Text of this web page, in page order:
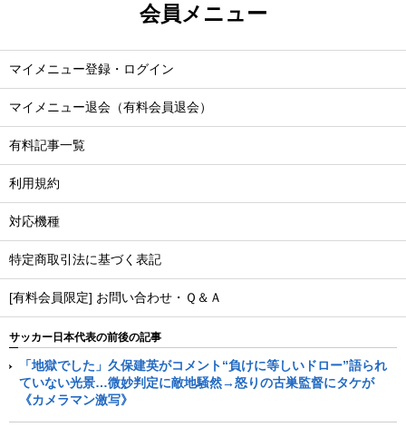
会員メニュー
マイメニュー登録・ログイン
マイメニュー退会（有料会員退会）
有料記事一覧
利用規約
対応機種
特定商取引法に基づく表記
[有料会員限定] お問い合わせ・Ｑ＆Ａ
サッカー日本代表の前後の記事
「地獄でした」久保建英がコメント“負けに等しいドロー”語られ
ていない光景…微妙判定に敵地騒然→怒りの古巣監督にタケが
《カメラマン激写》